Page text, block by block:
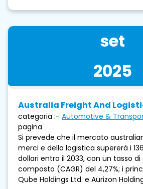
set
2025
Australia Freight And
categoria :- Automotive &
pagina
Si prevede che il mercato
merci e della logistica supererà i
dollari entro il 2033, con un tasso
composto (CAGR) del 4,27%; i
Qube Holdings Ltd. e Aurizon